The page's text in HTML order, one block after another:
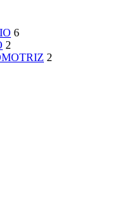
6
2
2